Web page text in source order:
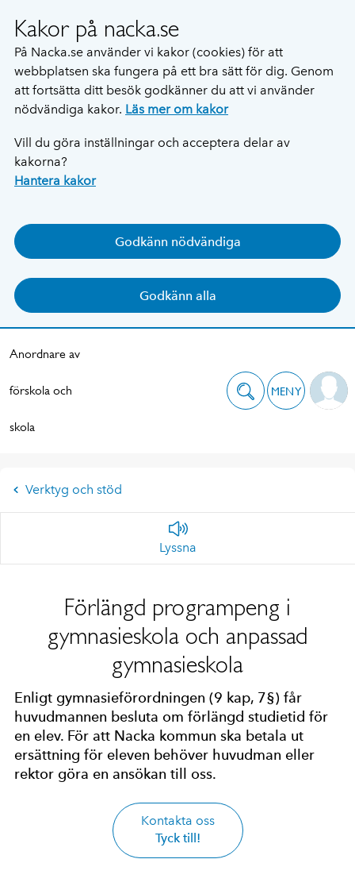
Kakor på nacka.se
På Nacka.se använder vi kakor (cookies) för att
webbplatsen ska fungera på ett bra sätt för dig. Genom
att fortsätta ditt besök godkänner du att vi använder
nödvändiga kakor. Läs mer om kakor
Vill du göra inställningar och acceptera delar av
kakorna?
Hantera kakor
Godkänn nödvändiga
Godkänn alla
Anordnare av
förskola och
skola
MENY
Verktyg och stöd
Lyssna
Förlängd programpeng i
gymnasieskola och anpassad
gymnasieskola
Enligt gymnasieförordningen (9 kap, 7§) får
huvudmannen besluta om förlängd studietid för
en elev. För att Nacka kommun ska betala ut
ersättning för eleven behöver huvudman eller
rektor göra en ansökan till oss.
Kontakta oss
Tyck till!